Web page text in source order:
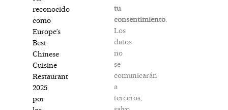
reconocido
como
Europe’s
Best
Chinese
Cuisine
Restaurant
2025
por
tu
consentimiento.
Los
datos
no
se
comunicarán
a
terceros,